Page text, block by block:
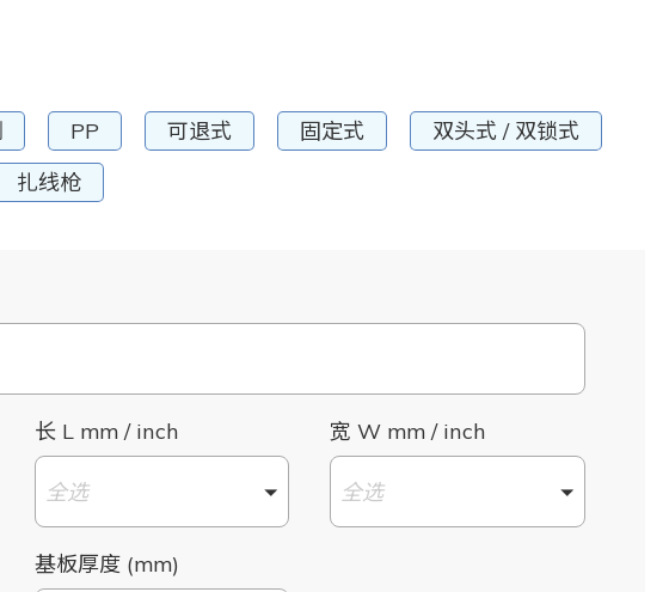
PP 可退式 固定式
双头式 / 双锁式
扎线枪
长 L mm / inch
全选
宽 W mm / inch
全选
基板厚度 (mm)